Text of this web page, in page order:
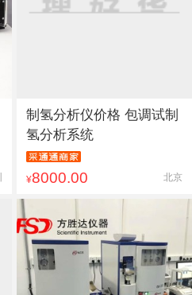
制氢分析仪价格 包调试制
氢分析系统
¥8000.00 北京